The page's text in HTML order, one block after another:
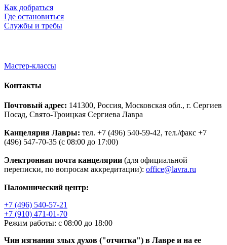
Как добраться
Где остановиться
Службы и требы
Мастер-классы
Контакты
Почтовый адрес: 141300, Россия, Московская обл., г. Сергиев
Посад, Свято-Троицкая Сергиева Лавра
Канцелярия Лавры: тел. +7 (496) 540-59-42, тел./факс +7
(496) 547-70-35 (с 08:00 до 17:00)
Электронная почта канцелярии (для официальной
переписки, по вопросам аккредитации): office@lavra.ru
Паломнический центр:
+7 (496) 540-57-21
+7 (910) 471-01-70
Режим работы: с 08:00 до 18:00
Чин изгнания злых духов ("отчитка") в Лавре и на ее